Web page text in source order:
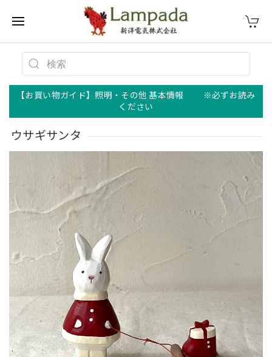
【お買い物ガイド】照明・その他 基本情報 ※必ずお読み
ください
ウサギサンタ